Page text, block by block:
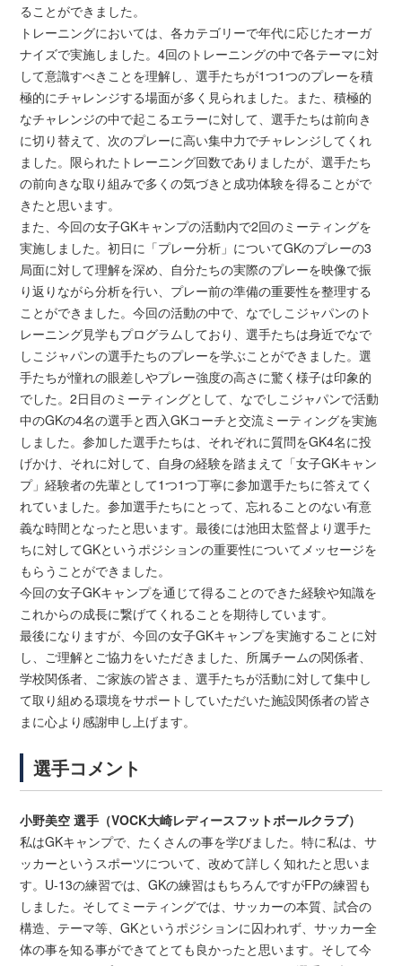
ることができました。
トレーニングにおいては、各カテゴリーで年代に応じたオーガ
ナイズで実施しました。4回のトレーニングの中で各テーマに対
して意識すべきことを理解し、選手たちが1つ1つのプレーを積
極的にチャレンジする場面が多く見られました。また、積極的
なチャレンジの中で起こるエラーに対して、選手たちは前向き
に切り替えて、次のプレーに高い集中力でチャレンジしてくれ
ました。限られたトレーニング回数でありましたが、選手たち
の前向きな取り組みで多くの気づきと成功体験を得ることがで
きたと思います。
また、今回の女子GKキャンプの活動内で2回のミーティングを
実施しました。初日に「プレー分析」についてGKのプレーの3
局面に対して理解を深め、自分たちの実際のプレーを映像で振
り返りながら分析を行い、プレー前の準備の重要性を整理する
ことができました。今回の活動の中で、なでしこジャパンのト
レーニング見学もプログラムしており、選手たちは身近でなで
しこジャパンの選手たちのプレーを学ぶことができました。選
手たちが憧れの眼差しやプレー強度の高さに驚く様子は印象的
でした。2日目のミーティングとして、なでしこジャパンで活動
中のGKの4名の選手と西入GKコーチと交流ミーティングを実施
しました。参加した選手たちは、それぞれに質問をGK4名に投
げかけ、それに対して、自身の経験を踏まえて「女子GKキャン
プ」経験者の先輩として1つ1つ丁寧に参加選手たちに答えてく
れていました。参加選手たちにとって、忘れることのない有意
義な時間となったと思います。最後には池田太監督より選手た
ちに対してGKというポジションの重要性についてメッセージを
もらうことができました。
今回の女子GKキャンプを通じて得ることのできた経験や知識を
これからの成長に繋げてくれることを期待しています。
最後になりますが、今回の女子GKキャンプを実施することに対
し、ご理解とご協力をいただきました、所属チームの関係者、
学校関係者、ご家族の皆さま、選手たちが活動に対して集中し
て取り組める環境をサポートしていただいた施設関係者の皆さ
まに心より感謝申し上げます。
選手コメント
小野美空 選手（VOCK大崎レディースフットボールクラブ）
私はGKキャンプで、たくさんの事を学びました。特に私は、サ
ッカーというスポーツについて、改めて詳しく知れたと思いま
す。U-13の練習では、GKの練習はもちろんですがFPの練習も
しました。そしてミーティングでは、サッカーの本質、試合の
構造、テーマ等、GKというポジションに囚われず、サッカー全
体の事を知る事ができてとても良かったと思います。そして今